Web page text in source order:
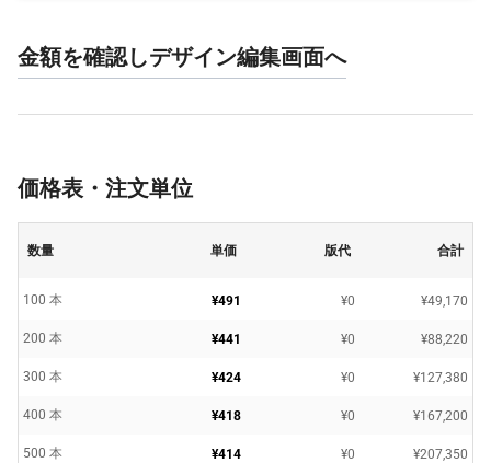
金額を確認しデザイン編集画面へ
価格表・注文単位
数量 単価 版代 合計
100 本 ¥491 ¥0 ¥49,170
200 本 ¥441 ¥0 ¥88,220
300 本 ¥424 ¥0 ¥127,380
400 本 ¥418 ¥0 ¥167,200
500 本 ¥414 ¥0 ¥207,350